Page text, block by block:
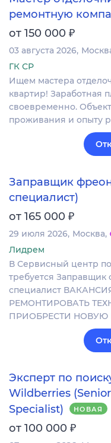
ремонтную
от 150 000 ₽
03 августа 2026
ГК СР
Ищем мастера
квартир! Заработная
своевременно.
проживания и опыту
Заправщик
специалист)
от 165 000 ₽
29 июля 2026 Москва
Лидрем
В Сервисный центр
требуется
специалист
РЕМОНТИРОВАТЬ
ПРИОБРЕСТИ НОВУЮ
Эксперт по
Wildberries
Specialist)
НОВАЯ
от 100 000 ₽